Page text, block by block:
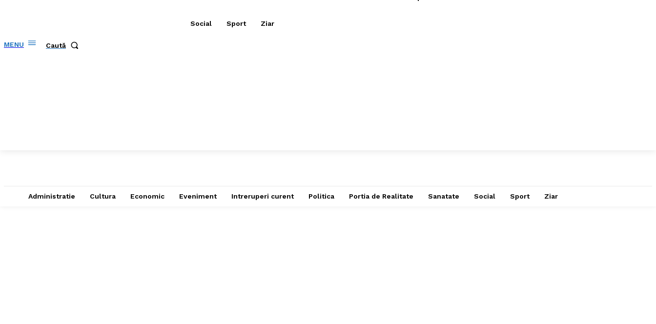
MENU Caută
Administratie Cultura Economic Eveniment Intreruperi curent Politica Portia de Realitate Sanatate Social Sport Ziar
Social Sport Ziar